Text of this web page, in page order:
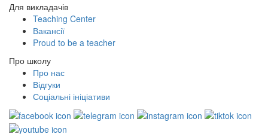
Для викладачів
Teaching Center
Вакансії
Proud to be a teacher
Про школу
Про нас
Відгуки
Соціальні ініціативи